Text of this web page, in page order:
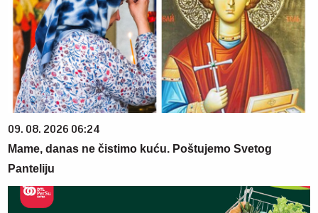
09. 08. 2026 06:24
Mame, danas ne čistimo kuću. Poštujemo Svetog
Panteliju